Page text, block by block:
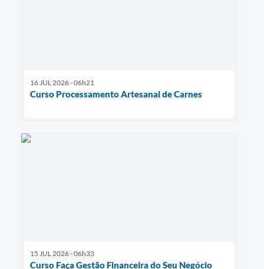
16 JUL 2026 - 06h21
Curso Processamento Artesanal de Carnes
15 JUL 2026 - 06h33
Curso Faça Gestão Financeira do Seu Negócio